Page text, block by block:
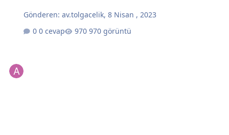
Gönderen:av.tolgacelik,8 Nisan , 2023
0 cevap
970 görüntü